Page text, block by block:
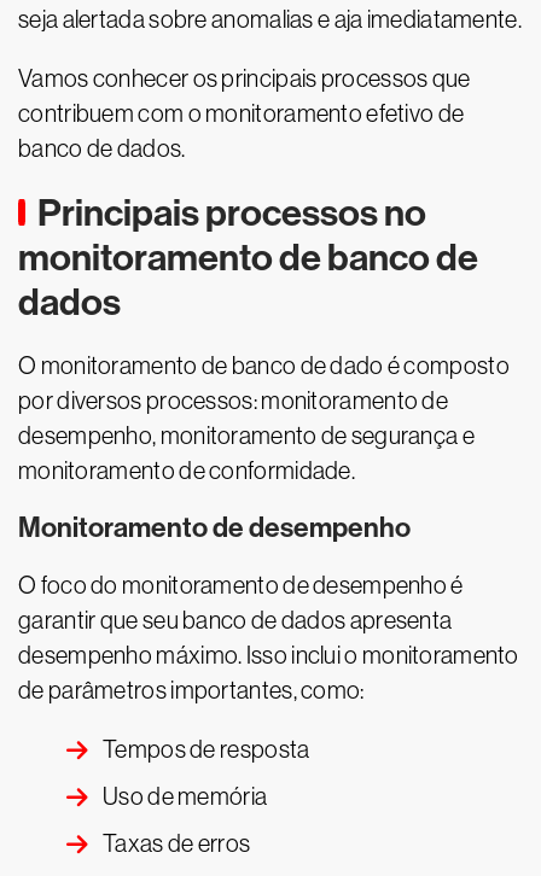
seja alertada sobre anomalias e aja imediatamente.
Vamos conhecer os principais processos que
contribuem com o monitoramento efetivo de
banco de dados.
Principais processos no
monitoramento de banco de
dados
O monitoramento de banco de dado é composto
por diversos processos: monitoramento de
desempenho, monitoramento de segurança e
monitoramento de conformidade.
Monitoramento de desempenho
O foco do monitoramento de desempenho é
garantir que seu banco de dados apresenta
desempenho máximo. Isso inclui o monitoramento
de parâmetros importantes, como:
Tempos de resposta
Uso de memória
Taxas de erros